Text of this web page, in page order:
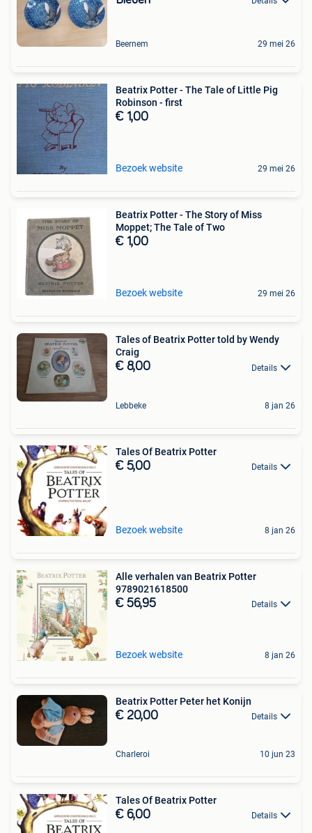
Beernem 29 mei 26
Beatrix Potter - The Tale of Little Pig
Robinson - first
€ 1,00
Bezoek website 29 mei 26
Beatrix Potter - The Story of Miss
Moppet; The Tale of Two
€ 1,00
Bezoek website 29 mei 26
Tales of Beatrix Potter told by Wendy
Craig
€ 8,00 Details
Lebbeke 8 jan 26
Tales Of Beatrix Potter
€ 5,00 Details
Bezoek website 8 jan 26
Alle verhalen van Beatrix Potter
9789021618500
€ 56,95 Details
Bezoek website 8 jan 26
Beatrix Potter Peter het Konijn
€ 20,00 Details
Charleroi 10 jun 23
Tales Of Beatrix Potter
€ 6,00 Details